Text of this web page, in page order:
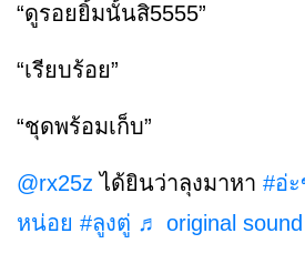
“ดูรอยยิ้มนั้นสิ5555”
“เรียบร้อย”
“ชุดพร้อมเก็บ”
@rx25z ได้ยินว่าลุงมาหา #อ่
หน่อย #ลูงตู่ ♬ original